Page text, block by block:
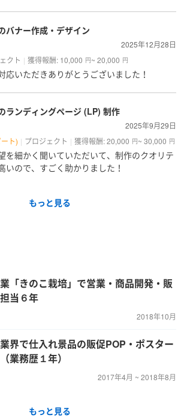
バナー作成・デザイン
2025年12月28日
クト 獲得報酬: 10,000 円~ 20,000 円
応いただきありがとうございました！
ランディングページ (LP) 制作
2025年9月29日
ト)
プロジェクト 獲得報酬: 20,000 円~ 30,000 円
を細かく聞いていただいて、制作のクオリテ
いので、すごく助かりました！
もっと見る
「きのこ栽培」で営業・商品開発・販
当６年
2018年10月
界で仕入れ景品の販促POP・ポスター
業務歴１年）
2017年4月 ~ 2018年8月
もっと見る